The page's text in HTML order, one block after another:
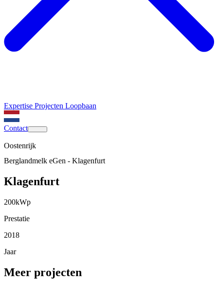
Expertise Projecten Loopbaan
Contact
Oostenrijk
Berglandmelk eGen - Klagenfurt
Klagenfurt
200kWp
Prestatie
2018
Jaar
Meer projecten